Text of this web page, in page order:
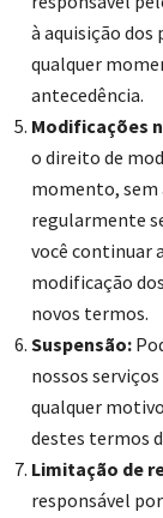
à aquisição dos
qualquer
antecedência.
Modificações
o direito de
momento, sem
regularmente
você continuar
modificação
novos termos.
Suspensão:
nossos
qualquer
destes termos
Limitação de
responsável